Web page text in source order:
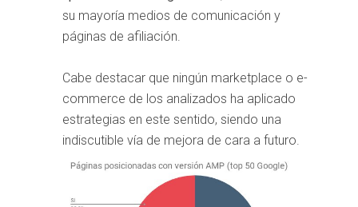
su mayoría medios de comunicación y
páginas de afiliación.
Cabe destacar que ningún marketplace o e-
commerce de los analizados ha aplicado
estrategias en este sentido, siendo una
indiscutible vía de mejora de cara a futuro.